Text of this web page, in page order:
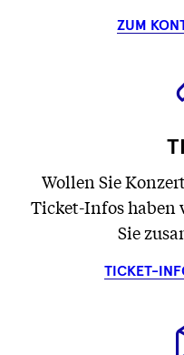
ZUM
Wollen Sie
Ticket-Infos
Sie
TICKET-